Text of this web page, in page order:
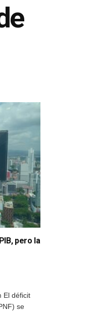
pero la
El déficit
se